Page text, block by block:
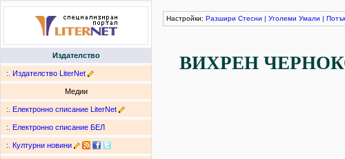
Издателство
:. Издателство LiterNet
Медии
:. Електронно списание LiterNet
:. Електронно списание БЕЛ
:. Културни новини
Настройки: Разшири Стесни | Уголеми Умали |
ВИХРЕН